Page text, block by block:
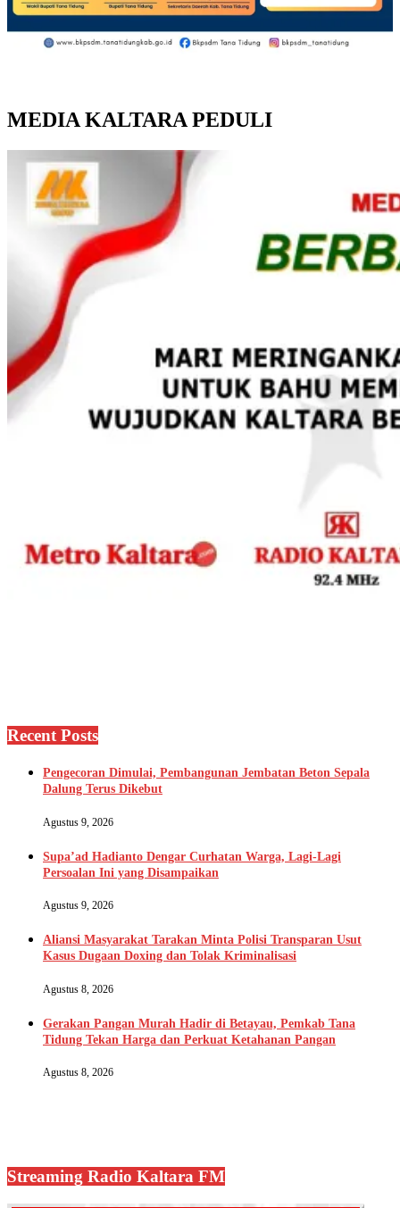
MEDIA KALTARA PEDULI
Recent Posts
Pengecoran Dimulai, Pembangunan Jembatan Beton Sepala
Dalung Terus Dikebut
Agustus 9, 2026
Supa’ad Hadianto Dengar Curhatan Warga, Lagi-Lagi
Persoalan Ini yang Disampaikan
Agustus 9, 2026
Aliansi Masyarakat Tarakan Minta Polisi Transparan Usut
Kasus Dugaan Doxing dan Tolak Kriminalisasi
Agustus 8, 2026
Gerakan Pangan Murah Hadir di Betayau, Pemkab Tana
Tidung Tekan Harga dan Perkuat Ketahanan Pangan
Agustus 8, 2026
Streaming Radio Kaltara FM